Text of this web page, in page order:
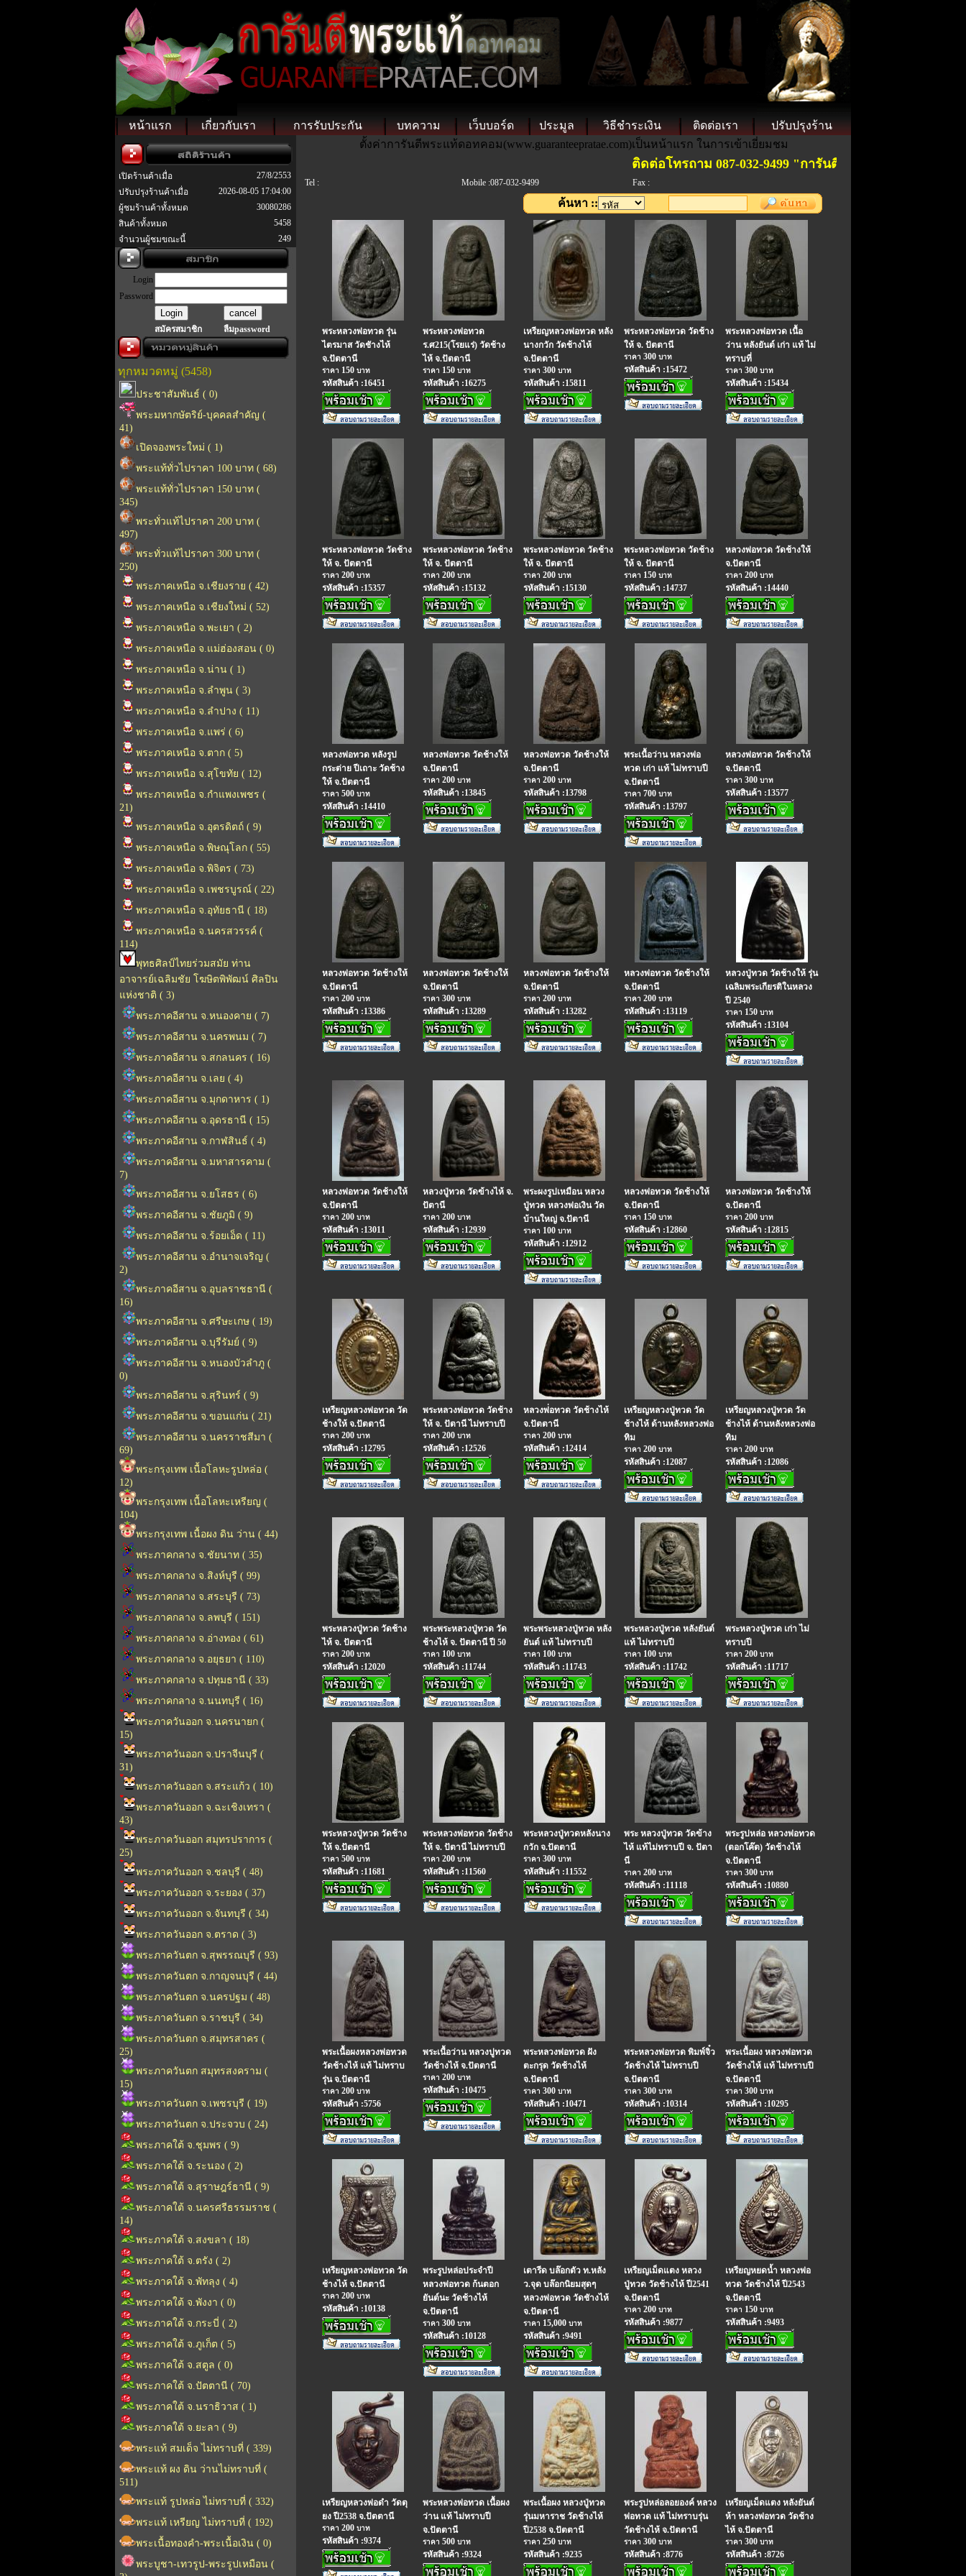
หน้าแรก เกี่ยวกับเรา การรับประกัน บทความ เว็บบอร์ด ประมูล วิธีชำระเงิน ติดต่อเรา ปรับปรุงร้าน
เปิดร้านค้าเมื่อ
27/8/2553
ปรับปรุงร้านค้าเมื่อ
2026-08-05 17:04:00
ผู้ชมร้านค้าทั้งหมด
30080286
สินค้าทั้งหมด
5458
จำนวนผู้ชมขณะนี้
249
Login
Password
สมัครสมาชิก ลืมpassword
ทุกหมวดหมู่ (5458)
ประชาสัมพันธ์ ( 0)
พระมหากษัตริย์-บุคคลสำคัญ (
41)
เปิดจองพระใหม่ ( 1)
พระแท้ทั่วไปราคา 100 บาท ( 68)
พระแท้ทั่วไปราคา 150 บาท (
345)
พระทั่วแท้ไปราคา 200 บาท (
497)
พระทั่วแท้ไปราคา 300 บาท (
250)
พระภาคเหนือ จ.เชียงราย ( 42)
พระภาคเหนือ จ.เชียงใหม่ ( 52)
พระภาคเหนือ จ.พะเยา ( 2)
พระภาคเหนือ จ.แม่ฮ่องสอน ( 0)
พระภาคเหนือ จ.น่าน ( 1)
พระภาคเหนือ จ.ลำพูน ( 3)
พระภาคเหนือ จ.ลำปาง ( 11)
พระภาคเหนือ จ.แพร่ ( 6)
พระภาคเหนือ จ.ตาก ( 5)
พระภาคเหนือ จ.สุโขทัย ( 12)
พระภาคเหนือ จ.กำแพงเพชร (
21)
พระภาคเหนือ จ.อุตรดิตถ์ ( 9)
พระภาคเหนือ จ.พิษณุโลก ( 55)
พระภาคเหนือ จ.พิจิตร ( 73)
พระภาคเหนือ จ.เพชรบูรณ์ ( 22)
พระภาคเหนือ จ.อุทัยธานี ( 18)
พระภาคเหนือ จ.นครสวรรค์ (
114)
พุทธศิลป์ไทยร่วมสมัย ท่าน
อาจารย์เฉลิมชัย โฆษิตพิพัฒน์ ศิลปิน
แห่งชาติ ( 3)
พระภาคอีสาน จ.หนองคาย ( 7)
พระภาคอีสาน จ.นครพนม ( 7)
พระภาคอีสาน จ.สกลนคร ( 16)
พระภาคอีสาน จ.เลย ( 4)
พระภาคอีสาน จ.มุกดาหาร ( 1)
พระภาคอีสาน จ.อุดรธานี ( 15)
พระภาคอีสาน จ.กาฬสินธ์ ( 4)
พระภาคอีสาน จ.มหาสารคาม (
7)
พระภาคอีสาน จ.ยโสธร ( 6)
พระภาคอีสาน จ.ชัยภูมิ ( 9)
พระภาคอีสาน จ.ร้อยเอ็ด ( 11)
พระภาคอีสาน จ.อำนาจเจริญ (
2)
พระภาคอีสาน จ.อุบลราชธานี (
16)
พระภาคอีสาน จ.ศรีษะเกษ ( 19)
พระภาคอีสาน จ.บุรีรัมย์ ( 9)
พระภาคอีสาน จ.หนองบัวลำภู (
0)
พระภาคอีสาน จ.สุรินทร์ ( 9)
พระภาคอีสาน จ.ขอนแก่น ( 21)
พระภาคอีสาน จ.นครราชสีมา (
69)
พระกรุงเทพ เนื้อโลหะรูปหล่อ (
12)
พระกรุงเทพ เนื้อโลหะเหรียญ (
104)
พระกรุงเทพ เนื้อผง ดิน ว่าน ( 44)
พระภาคกลาง จ.ชัยนาท ( 35)
พระภาคกลาง จ.สิงห์บุรี ( 99)
พระภาคกลาง จ.สระบุรี ( 73)
พระภาคกลาง จ.ลพบุรี ( 151)
พระภาคกลาง จ.อ่างทอง ( 61)
พระภาคกลาง จ.อยุธยา ( 110)
พระภาคกลาง จ.ปทุมธานี ( 33)
พระภาคกลาง จ.นนทบุรี ( 16)
พระภาควันออก จ.นครนายก (
15)
พระภาควันออก จ.ปราจีนบุรี (
31)
พระภาควันออก จ.สระแก้ว ( 10)
พระภาควันออก จ.ฉะเชิงเทรา (
43)
พระภาควันออก สมุทรปราการ (
25)
พระภาควันออก จ.ชลบุรี ( 48)
พระภาควันออก จ.ระยอง ( 37)
พระภาควันออก จ.จันทบุรี ( 34)
พระภาควันออก จ.ตราด ( 3)
พระภาควันตก จ.สุพรรณบุรี ( 93)
พระภาควันตก จ.กาญจนบุรี ( 44)
พระภาควันตก จ.นครปฐม ( 48)
พระภาควันตก จ.ราชบุรี ( 34)
พระภาควันตก จ.สมุทรสาคร (
25)
พระภาควันตก สมุทรสงคราม (
15)
พระภาควันตก จ.เพชรบุรี ( 19)
พระภาควันตก จ.ประจวบ ( 24)
พระภาคใต้ จ.ชุมพร ( 9)
พระภาคใต้ จ.ระนอง ( 2)
พระภาคใต้ จ.สุราษฎร์ธานี ( 9)
พระภาคใต้ จ.นครศรีธรรมราช (
14)
พระภาคใต้ จ.สงขลา ( 18)
พระภาคใต้ จ.ตรัง ( 2)
พระภาคใต้ จ.พัทลุง ( 4)
พระภาคใต้ จ.พังงา ( 0)
พระภาคใต้ จ.กระบี่ ( 2)
พระภาคใต้ จ.ภูเก็ต ( 5)
พระภาคใต้ จ.สตูล ( 0)
พระภาคใต้ จ.ปัตตานี ( 70)
พระภาคใต้ จ.นราธิวาส ( 1)
พระภาคใต้ จ.ยะลา ( 9)
พระแท้ สมเด็จ ไม่ทราบที่ ( 339)
พระแท้ ผง ดิน ว่านไม่ทราบที่ (
511)
พระแท้ รูปหล่อ ไม่ทราบที่ ( 332)
พระแท้ เหรียญ ไม่ทราบที่ ( 192)
พระเนื้อทองคำ-พระเนื้อเงิน ( 0)
พระบูชา-เทวรูป-พระรูปเหมือน (
ตั้งค่าการันตีพระแท้ดอทคอม(www.guaranteepratae.com)เป็นหน้าแรก ในการเข้าเยี่ยมชม
ติดต่อโทรถาม 087-032-9499 "การันตีพระแท้ ".ราคาย่อมเยา
Tel : Mobile :087-032-9499 Fax :
ค้นหา ::
พระหลวงพ่อทวด รุ่น
ไตรมาส วัดชัางไห้
จ.ปัตตานี
ราคา 150 บาท
รหัสสินค้า :16451
พระหลวงพ่อทวด
ร.ศ215(โรยแร่) วัดช้าง
ไห้ จ.ปัตตานี
ราคา 150 บาท
รหัสสินค้า :16275
เหรียญหลวงพ่อทวด หลัง
นางกวัก วัดช้างไห้
จ.ปัตตานี
ราคา 300 บาท
รหัสสินค้า :15811
พระหลวงพ่อทวด วัดช้าง
ให้ จ. ปัตตานี
ราคา 300 บาท
รหัสสินค้า :15472
พระหลวงพ่อทวด เนื้อ
ว่าน หลังยันต์ เก่า แท้ ไม่
ทราบที่
ราคา 300 บาท
รหัสสินค้า :15434
พระหลวงพ่อทวด วัดช้าง
ให้ จ. ปัตตานี
ราคา 200 บาท
รหัสสินค้า :15357
พระหลวงพ่อทวด วัดช้าง
ให้ จ. ปัตตานี
ราคา 200 บาท
รหัสสินค้า :15132
พระหลวงพ่อทวด วัดช้าง
ให้ จ. ปัตตานี
ราคา 200 บาท
รหัสสินค้า :15130
พระหลวงพ่อทวด วัดช้าง
ให้ จ. ปัตตานี
ราคา 150 บาท
รหัสสินค้า :14737
หลวงพ่อทวด วัดช้างให้
จ.ปัตตานี
ราคา 200 บาท
รหัสสินค้า :14440
หลวงพ่อทวด หลังรูป
กระต่าย ปีเถาะ วัดช้าง
ให้ จ.ปัตตานี
ราคา 500 บาท
รหัสสินค้า :14410
หลวงพ่อทวด วัดช้างให้
จ.ปัตตานี
ราคา 200 บาท
รหัสสินค้า :13845
หลวงพ่อทวด วัดช้างให้
จ.ปัตตานี
ราคา 200 บาท
รหัสสินค้า :13798
พระเนื้อว่าน หลวงพ่อ
ทวด เก่า แท้ ไม่ทราบปี
จ.ปัตตานี
ราคา 700 บาท
รหัสสินค้า :13797
หลวงพ่อทวด วัดช้างให้
จ.ปัตตานี
ราคา 300 บาท
รหัสสินค้า :13577
หลวงพ่อทวด วัดช้างให้
จ.ปัตตานี
ราคา 200 บาท
รหัสสินค้า :13386
หลวงพ่อทวด วัดช้างให้
จ.ปัตตานี
ราคา 300 บาท
รหัสสินค้า :13289
หลวงพ่อทวด วัดช้างให้
จ.ปัตตานี
ราคา 200 บาท
รหัสสินค้า :13282
หลวงพ่อทวด วัดช้างให้
จ.ปัตตานี
ราคา 200 บาท
รหัสสินค้า :13119
หลวงปู่ทวด วัดช้างให้ รุ่น
เฉลิมพระเกียรติในหลวง
ปี 2540
ราคา 150 บาท
รหัสสินค้า :13104
หลวงพ่อทวด วัดช้างให้
จ.ปัตตานี
ราคา 200 บาท
รหัสสินค้า :13011
หลวงปู่ทวด วัดฃ้างไห้ จ.
ปัตานี
ราคา 200 บาท
รหัสสินค้า :12939
พระผงรูปเหมือน หลวง
ปู่ทวด หลวงพ่อเงิน วัด
บ้านใหญ่ จ.ปัตานี
ราคา 100 บาท
รหัสสินค้า :12912
หลวงพ่อทวด วัดช้างให้
จ.ปัตตานี
ราคา 150 บาท
รหัสสินค้า :12860
หลวงพ่อทวด วัดช้างให้
จ.ปัตตานี
ราคา 200 บาท
รหัสสินค้า :12815
เหรียญหลวงพ่อทวด วัด
ช้างให้ จ.ปัตตานี
ราคา 200 บาท
รหัสสินค้า :12795
พระหลวงพ่อทวด วัดช้าง
ให้ จ. ปัตานี ไม่ทราบปี
ราคา 200 บาท
รหัสสินค้า :12526
หลวงพ่่อทวด วัดช้างไห้
จ.ปัตตานี
ราคา 200 บาท
รหัสสินค้า :12414
เหรียญหลวงปู่ทวด วัด
ช้างไห้ ด้านหลังหลวงพ่อ
ทิม
ราคา 200 บาท
รหัสสินค้า :12087
เหรียญหลวงปู่ทวด วัด
ช้างไห้ ด้านหลังหลวงพ่อ
ทิม
ราคา 200 บาท
รหัสสินค้า :12086
พระหลวงปู่ทวด วัดช้าง
ไห้ จ. ปัตตานี
ราคา 200 บาท
รหัสสินค้า :12020
พระพระหลวงปู่ทวด วัด
ช้างไห้ จ. ปัตตานี ปี 50
ราคา 100 บาท
รหัสสินค้า :11744
พระพระหลวงปู่ทวด หลัง
ยันต์ แท้ ไม่ทราบปี
ราคา 100 บาท
รหัสสินค้า :11743
พระหลวงปู่ทวด หลังยันต์
แท้ ไม่ทราบปี
ราคา 100 บาท
รหัสสินค้า :11742
พระหลวงปู่ทวด เก่า ไม่
ทราบปี
ราคา 200 บาท
รหัสสินค้า :11717
พระหลวงปู่ทวด วัดช้าง
ให้ จ.ปัตตานี
ราคา 500 บาท
รหัสสินค้า :11681
พระหลวงพ่อทวด วัดช้าง
ให้ จ. ปัตานี ไม่ทราบปี
ราคา 200 บาท
รหัสสินค้า :11560
พระหลวงปู่ทวดหลังนาง
กวัก จ.ปัตตานี
ราคา 300 บาท
รหัสสินค้า :11552
พระ หลวงปู่ทวด วัดฃ้าง
ไห้ แท้ไม่ทราบปี จ. ปัตา
นี
ราคา 200 บาท
รหัสสินค้า :11118
พระรูปหล่อ หลวงพ่อทวด
(ตอกโค๊ต) วัดช้างไห้
จ.ปัตตานี
ราคา 300 บาท
รหัสสินค้า :10880
พระเนื้อผงหลวงพ่อทวด
วัดช้างไห้ แท้ ไม่ทราบ
รุ่น จ.ปัตตานี
ราคา 200 บาท
รหัสสินค้า :5756
พระเนื้อว่าน หลวงปูทวด
วัดช้างไห้ จ.ปัตตานี
ราคา 200 บาท
รหัสสินค้า :10475
พระหลวงพ่อทวด ฝัง
ตะกรุด วัดช้างไห้
จ.ปัตตานี
ราคา 300 บาท
รหัสสินค้า :10471
พระหลวงพ่อทวด พิมพ์จิ๋ว
วัดช้างไห้ ไม่ทราบปี
จ.ปัตตานี
ราคา 300 บาท
รหัสสินค้า :10314
พระเนื้อผง หลวงพ่อทวด
วัดช้างไห้ แท้ ไม่ทราบปี
จ.ปัตตานี
ราคา 300 บาท
รหัสสินค้า :10295
เหรียญหลวงพ่อทวด วัด
ช้างไห้ จ.ปัตตานี
ราคา 200 บาท
รหัสสินค้า :10138
พระรูปหล่อประจำปี
หลวงพ่อทวด ก้นตอก
ยันต์นะ วัดช้างไห้
จ.ปัตตานี
ราคา 300 บาท
รหัสสินค้า :10128
เตารีด บล๊อกตัว ท.หลัง
ว.จุด บล๊อกนิยมสุดๆ
หลวงพ่อทวด วัดชัางไห้
จ.ปัตตานี
ราคา 15,000 บาท
รหัสสินค้า :9491
เหรียญเม็ดแตง หลวง
ปู่ทวด วัดช้างไห้ ปี2541
จ.ปัตตานี
ราคา 200 บาท
รหัสสินค้า :9877
เหรียญหยดน้ำ หลวงพ่อ
ทวด วัดช้างไห้ ปี2543
จ.ปัตตานี
ราคา 150 บาท
รหัสสินค้า :9493
เหรียญหลวงพ่อดำ วัดตุ
ยง ปี2538 จ.ปัตตานี
ราคา 200 บาท
รหัสสินค้า :9374
พระหลวงพ่อทวด เนื้อผง
ว่าน แท้ ไม่ทราบปี
จ.ปัตตานี
ราคา 500 บาท
รหัสสินค้า :9324
พระเนื้อผง หลวงปู่ทวด
รุ่นมหาราช วัดช้างไห้
ปี2538 จ.ปัตตานี
ราคา 250 บาท
รหัสสินค้า :9235
พระรูปหล่อลอยองค์ หลวง
พ่อทวด แท้ ไม่ทราบรุ่น
วัดช้างไห้ จ.ปัตตานี
ราคา 300 บาท
รหัสสินค้า :8776
เหรียญเม็ดแตง หลังยันต์
ห้า หลวงพ่อทวด วัดช้าง
ไห้ จ.ปัตตานี
ราคา 300 บาท
รหัสสินค้า :8726